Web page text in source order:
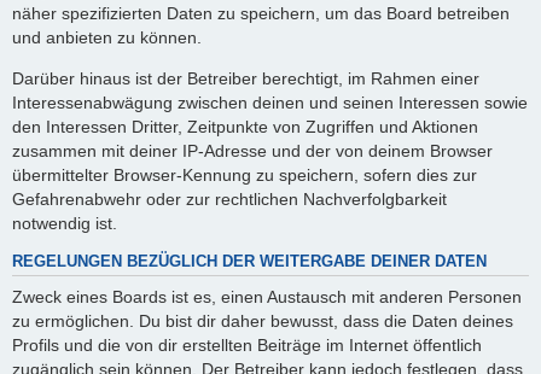
näher spezifizierten Daten zu speichern, um das Board betreiben
und anbieten zu können.
Darüber hinaus ist der Betreiber berechtigt, im Rahmen einer
Interessenabwägung zwischen deinen und seinen Interessen sowie
den Interessen Dritter, Zeitpunkte von Zugriffen und Aktionen
zusammen mit deiner IP-Adresse und der von deinem Browser
übermittelter Browser-Kennung zu speichern, sofern dies zur
Gefahrenabwehr oder zur rechtlichen Nachverfolgbarkeit
notwendig ist.
REGELUNGEN BEZÜGLICH DER WEITERGABE DEINER DATEN
Zweck eines Boards ist es, einen Austausch mit anderen Personen
zu ermöglichen. Du bist dir daher bewusst, dass die Daten deines
Profils und die von dir erstellten Beiträge im Internet öffentlich
zugänglich sein können. Der Betreiber kann jedoch festlegen, dass